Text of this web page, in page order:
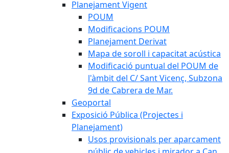
Planejament Vigent
POUM
Modificacions POUM
Planejament Derivat
Mapa de soroll i capacitat acústica
Modificació puntual del POUM de
l'àmbit del C/ Sant Vicenç, Subzona
9d de Cabrera de Mar.
Geoportal
Exposició Pública (Projectes i
Planejament)
Usos provisionals per aparcament